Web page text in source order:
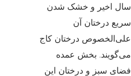
سال اخیر و خشک شدن
سریع درختان آن
علی‌الخصوص درختان کاج
می‌گویند. بخش عمده
فضای سبز و درختان این